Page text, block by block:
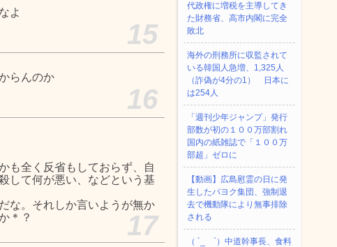
よ
15
らんのか
16
も全く反省もしておらず、自
して何が悪い、などという基
な。それしか言いようが無か
＊？
17
代政権に増税を主導してき
た財務省、高市内閣に完全
敗北
海外の刑務所に収監されて
いる韓国人急増、1,325人
（詐偽が4分の1） 日本に
は254人
「週刊少年ジャンプ」発行
部数が初の１００万部割れ
国内の紙雑誌で「１００万
部超」ゼロに
【動画】広島慰霊の日に発
生したパヨク集団、強制退
去で機動隊により無事排除
される
（ ´_ゝ`）中道幹事長、食料